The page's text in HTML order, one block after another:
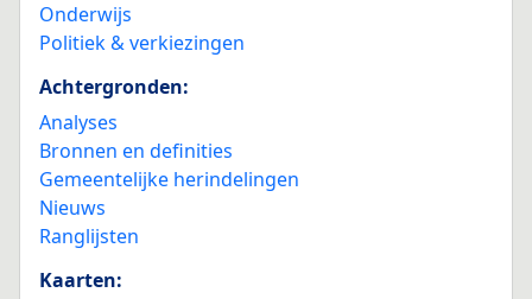
Onderwijs
Politiek & verkiezingen
Achtergronden:
Analyses
Bronnen en definities
Gemeentelijke herindelingen
Nieuws
Ranglijsten
Kaarten: